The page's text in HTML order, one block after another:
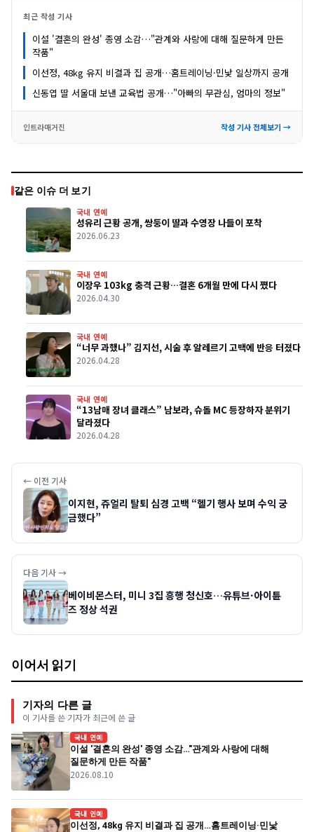
최근 작성 기사
이설 '결혼의 완성' 종영 소감…"관계와 사랑에 대해 질문하게 만든
작품"
이선정, 48kg 유지 비결과 집 공개…홈트레이닝·민낯 일상까지 공개
신동엽 딸 서울대 보낸 교육법 공개…"아빠의 무관심, 엄마의 정보"
인트라매거진 작성 기사 전체보기 →
같은 이슈 더 보기
국내 연예
성유리 근황 공개, 쌍둥이 딸과 수영장 나들이 포착
2026.06.23
국내 연예
이장우 103kg 충격 근황…결혼 6개월 만에 다시 쪘다
2026.04.30
국내 연예
“너무 과했나” 김지선, 시술 후 알레르기 고백에 반응 터졌다
2026.04.28
국내 연예
“13남매 장녀 클래스” 남보라, 슈돌 MC 등장하자 분위기
달라졌다
2026.04.28
← 이전 기사
이지현, 쥬얼리 탈퇴 심경 고백 “헬기 행사 보며 수익 궁
금했다”
다음 기사 →
베이비몬스터, 미니 3집 흥행 청신호…유튜브·아이튠
즈 정상 석권
이어서 읽기
기자의 다른 글
이 기사를 쓴 기자가 최근에 쓴 글
국내 연예
이설 '결혼의 완성' 종영 소감…"관계와 사랑에 대해
질문하게 만든 작품"
2026.08.10
국내 연예
이선정, 48kg 유지 비결과 집 공개…홈트레이닝·민낯